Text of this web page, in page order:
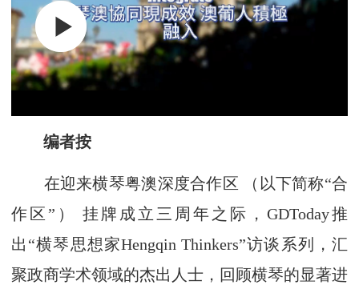
编者按
在迎来横琴粤澳深度合作区 （以下简称“合
作区”） 挂牌成立三周年之际，GDToday推
出“横琴思想家Hengqin Thinkers”访谈系列，汇
聚政商学术领域的杰出人士，回顾横琴的显著进